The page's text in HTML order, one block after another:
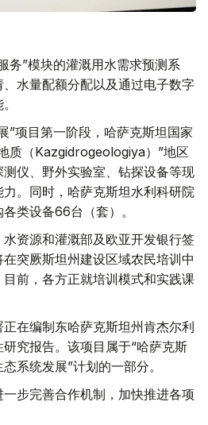
务”模块的灌溉用水需求预测系
水量配额分配以及通过电子数字
”项目第一阶段，哈萨克斯坦国家
质（Kazgidrogeologiya）”地区
仪、野外实验室、钻探设备等现
。同时，哈萨克斯坦水利科研院
类设备66台（套）。
资源和灌溉部及欧亚开发银行签
突厥斯坦州建设区域农民培训中
前，各方正就培训模式和实践课
在编制东哈萨克斯坦州肯杰尔利
究报告。该项目属于“哈萨克斯
系统发展”计划的一部分。
步完善合作机制，加快推进各项